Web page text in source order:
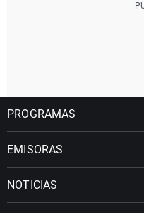
PROGRAMAS
EMISORAS
NOTICIAS